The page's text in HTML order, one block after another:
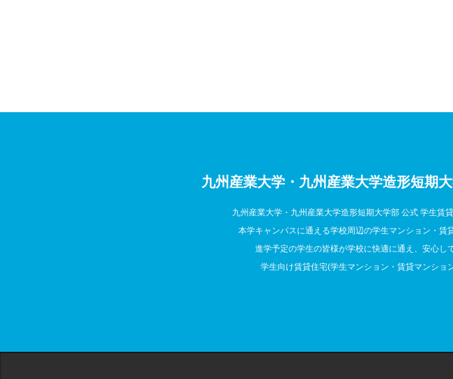
九州産業大学・九州産業大学造形短期
九州産業大学・九州産業大学造形短期大学部 公式 学生賃
本学キャンパスに通える学校周辺の学生マンション・賃
進学予定の学生の皆様が学校に快適に通え、安心し
学生向け賃貸住宅(学生マンション・賃貸マンショ